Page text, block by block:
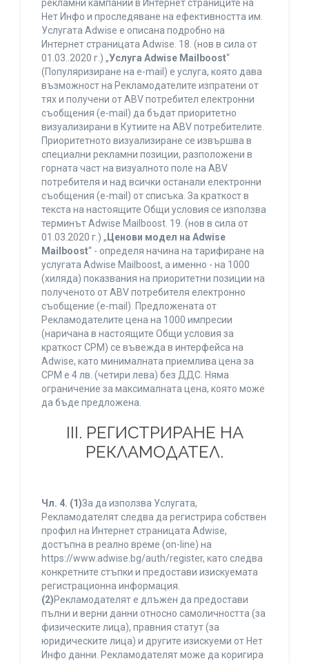
рекламни кампании в Интернет страниците на
Нет Инфо и проследяване на ефективността им.
Услугата Adwise е описана подробно на
Интернет страницата Adwise. 18. (нов в сила от
01.03..2020 г.) „Услуга Adwise Mailboost“
(Популяризиране на e-mail) е услуга, която дава
възможност на Рекламодателите изпратени от
тях и получени от ABV потребител електронни
съобщения (e-mail) да бъдат приоритетно
визуализирани в Кутиите на ABV потребителите.
Приоритетното визуализиране се извършва в
специални рекламни позиции, разположени в
горната част на визуалното поле на ABV
потребителя и над всички останали електронни
съобщения (e-mail) от списъка. За краткост в
текста на настоящите Общи условия се използва
терминът Adwise Mailboost. 19. (нов в сила от
01.03.2020 г.) „ Ценови модел на Adwise
Mailboost“ - определя начина на тарифиране на
услугата Adwise Mailboost, а именно - на 1000
(хиляда) показвания на приоритетни позиции на
полученото от ABV потребителя електронно
съобщение (e-mail). Предложената от
Рекламодателите цена на 1000 импресии
(наричана в настоящите Общи условия за
краткост CPM) се въвежда в интерфейса на
Adwise, като минималната приемлива цена за
CPM е 4 лв. (четири лева) без ДДС. Няма
ограничение за максималната цена, която може
да бъде предложена.
ІІІ. РЕГИСТРИРАНЕ НА
РЕКЛАМОДАТЕЛ.
Чл. 4. (1)За да използва Услугата,
Рекламодателят следва да регистрира собствен
профил на Интернет страницата Adwise,
достъпна в реално време (on-line) на
https://www.adwise.bg/auth/register, като следва
конкретните стъпки и предостави изискуемата
регистрационна информация.
(2)Рекламодателят е длъжен да предостави
пълни и верни данни относно самоличността (за
физическите лица), правния статут (за
юридическите лица) и другите изискуеми от Нет
Инфо данни. Рекламодателят може да коригира